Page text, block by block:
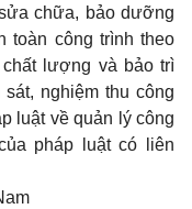
chữa, bảo dưỡng
toàn công trình theo
lượng và bảo trì
nghiệm thu công
luật về quản lý công
pháp luật có liên